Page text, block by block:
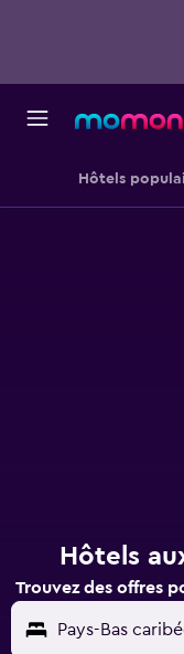
Hôtels
Hôtels
Trouvez des offres
Pays-Bas